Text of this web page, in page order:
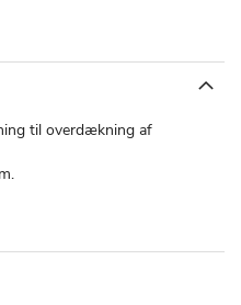
til overdækning af